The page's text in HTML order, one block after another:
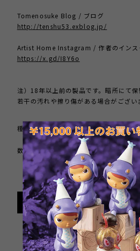
Tomenosuke Blog / ブログ
http://tenshu53.exblog.jp/
Artist Home Instagram / 作者のインス
https://x.gd/I8Y6o
注）18年以上前の製品です。暗所にて保
若干の汚れや擦り傷がある場合がござい
種類
数量
International
Add to cart
日本国内にお住まい